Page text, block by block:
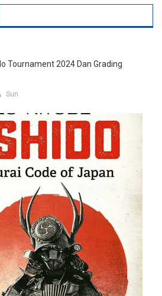
Tournament 2024 Dan Grading
Sun